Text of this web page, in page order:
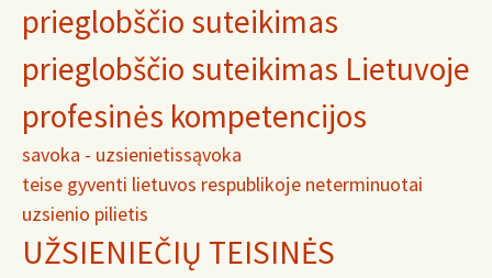
prieglobščio suteikimas
prieglobščio suteikimas Lietuvoje
profesinės kompetencijos
savoka - uzsienietissąvoka
teise gyventi lietuvos respublikoje neterminuotai
uzsienio pilietis
UŽSIENIEČIŲ TEISINĖS